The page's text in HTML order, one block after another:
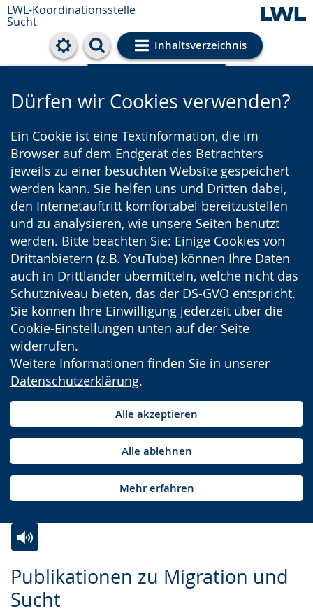
LWL-Koordinationsstelle
Sucht
Inhaltsverzeichnis
Cookie-Einstellungen
Dürfen wir Cookies verwenden?
Ein Cookie ist eine Textinformation, die im
Browser auf dem Endgerät des Betrachters
jeweils zu einer besuchten Website gespeichert
werden kann. Sie helfen uns und Dritten dabei,
den Internetauftritt komfortabel bereitzustellen
und zu analysieren, wie unsere Seiten benutzt
werden. Bitte beachten Sie: Einige Cookies von
Drittanbietern (z.B. YouTube) können Ihre Daten
auch in Drittländer übermitteln, welche nicht das
Schutzniveau bieten, das der DS-GVO entspricht.
Sie können Ihre Einwilligung jederzeit über die
Cookie-Einstellungen unten auf der Seite
widerrufen.
Weitere Informationen finden Sie in unserer
Datenschutzerklärung.
Alle akzeptieren
Alle ablehnen
Mehr erfahren
Publikationen zu Migration und
Sucht
Leichten
Sprache
Audio-
Unterstützung.
Video
in